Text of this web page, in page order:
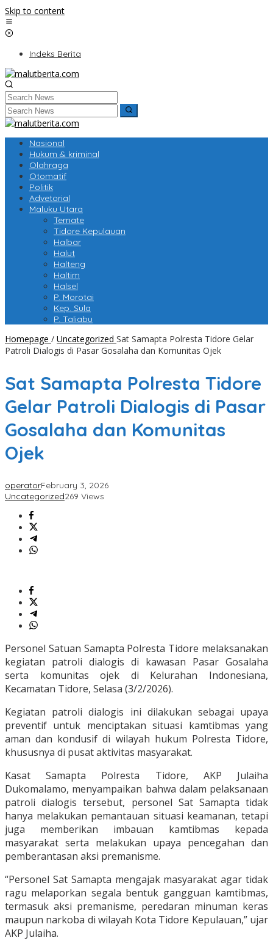
Skip to content
Indeks Berita
Nasional
Hukum & kriminal
Olahraga
Otomatif
Politik
Advetorial
Maluku Utara
Ternate
Tidore Kepulauan
Halbar
Halut
Halteng
Haltim
Halsel
P. Morotai
Kep. Sula
P. Taliabu
Homepage / Uncategorized Sat Samapta Polresta Tidore Gelar
Patroli Dialogis di Pasar Gosalaha dan Komunitas Ojek
Sat Samapta Polresta Tidore
Gelar Patroli Dialogis di Pasar
Gosalaha dan Komunitas
Ojek
operatorFebruary 3, 2026
Uncategorized269 Views
Personel Satuan Samapta Polresta Tidore melaksanakan
kegiatan patroli dialogis di kawasan Pasar Gosalaha
serta komunitas ojek di Kelurahan Indonesiana,
Kecamatan Tidore, Selasa (3/2/2026).
Kegiatan patroli dialogis ini dilakukan sebagai upaya
preventif untuk menciptakan situasi kamtibmas yang
aman dan kondusif di wilayah hukum Polresta Tidore,
khususnya di pusat aktivitas masyarakat.
Kasat Samapta Polresta Tidore, AKP Julaiha
Dukomalamo, menyampaikan bahwa dalam pelaksanaan
patroli dialogis tersebut, personel Sat Samapta tidak
hanya melakukan pemantauan situasi keamanan, tetapi
juga memberikan imbauan kamtibmas kepada
masyarakat serta melakukan upaya pencegahan dan
pemberantasan aksi premanisme.
“Personel Sat Samapta mengajak masyarakat agar tidak
ragu melaporkan segala bentuk gangguan kamtibmas,
termasuk aksi premanisme, peredaran minuman keras
maupun narkoba di wilayah Kota Tidore Kepulauan,” ujar
AKP Julaiha.